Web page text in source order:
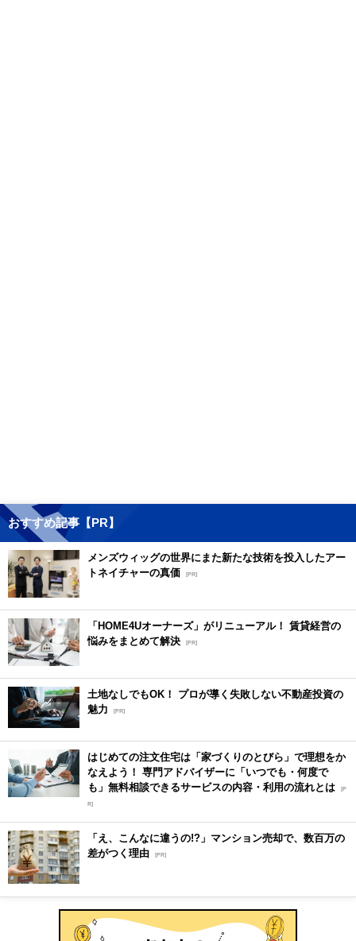
おすすめ記事【PR】
メンズウィッグの世界にまた新たな技術を投入したアー
トネイチャーの真価 [PR]
「HOME4Uオーナーズ」がリニューアル！ 賃貸経営の
悩みをまとめて解決 [PR]
土地なしでもOK！ プロが導く失敗しない不動産投資の
魅力
[PR]
はじめての注文住宅は「家づくりのとびら」で理想をか
なえよう！ 専門アドバイザーに「いつでも・何度で
も」無料相談できるサービスの内容・利用の流れとは [P
R]
「え、こんなに違うの!?」マンション売却で、数百万の
差がつく理由 [PR]